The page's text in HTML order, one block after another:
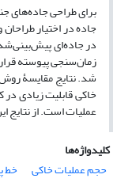
برای طراحی جاده‌های
جاده در اختیار
در جاده‌ای
زمان‌سنجی پیوسته
شد. نتایج مقایسۀ
عملیات است. از
کلیدواژه‌ها
حجم عملیات خاکی
خط